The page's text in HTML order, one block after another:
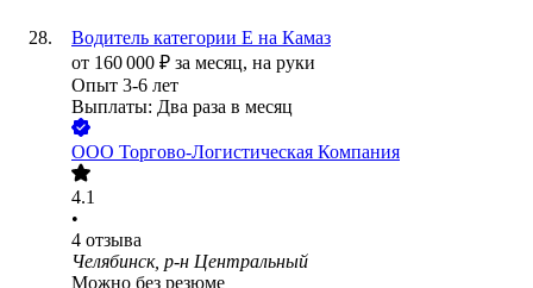
Водитель категории Е на Камаз
от 160 000 ₽ за месяц, на руки
Опыт 3-6 лет
Выплаты: Два раза в месяц
ООО Торгово-Логистическая Компания
4.1
•
4 отзыва
Челябинск, р-н Центральный
Можно без резюме